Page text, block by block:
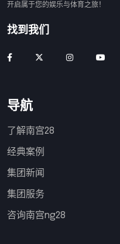
开启属于您的娱乐与体育之旅！
找到我们
导航
了解南宫28
经典案例
集团新闻
集团服务
咨询南宫ng28